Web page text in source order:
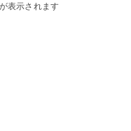
表示されます